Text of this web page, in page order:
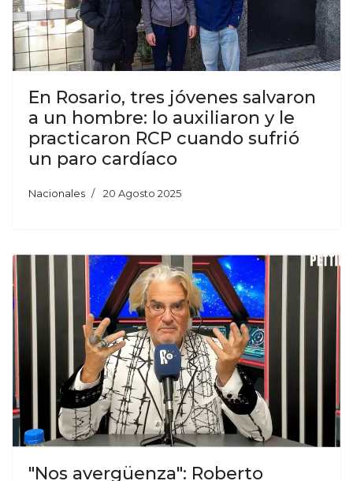
En Rosario, tres jóvenes salvaron
a un hombre: lo auxiliaron y le
practicaron RCP cuando sufrió
un paro cardíaco
Nacionales 20 Agosto 2025
"Nos avergüenza": Roberto